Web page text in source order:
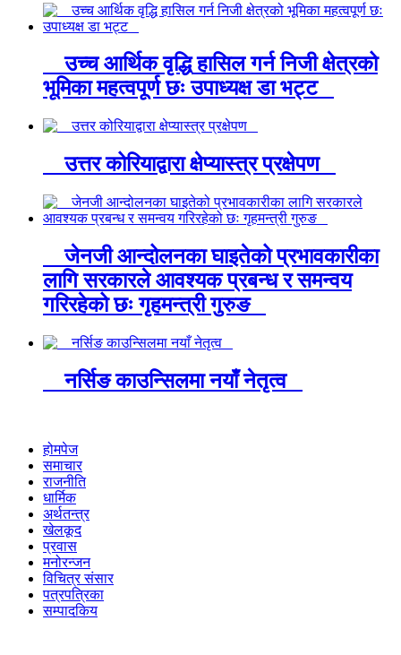
उच्च आर्थिक वृद्धि हासिल गर्न निजी क्षेत्रको
भूमिका महत्वपूर्ण छः उपाध्यक्ष डा भट्ट
उत्तर कोरियाद्वारा क्षेप्यास्त्र प्रक्षेपण
जेनजी आन्दोलनका घाइतेको प्रभावकारीका
लागि सरकारले आवश्यक प्रबन्ध र समन्वय
गरिरहेको छः गृहमन्त्री गुरुङ
नर्सिङ काउन्सिलमा नयाँ नेतृत्व
होमपेज
समाचार
राजनीति
धार्मिक
अर्थतन्त्र
खेलकूद
प्रवास
मनोरन्जन
विचित्र संसार
पत्रपत्रिका
सम्पादकिय